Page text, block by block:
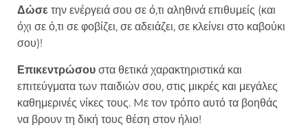
Δώσε την ενέργειά σου σε ό,τι αληθινά επιθυμείς (και
όχι σε ό,τι σε φοβίζει, σε αδειάζει, σε κλείνει στο καβούκι
σου)!
Επικεντρώσου στα θετικά χαρακτηριστικά και
επιτεύγματα των παιδιών σου, στις μικρές και μεγάλες
καθημερινές νίκες τους. Mε τον τρόπο αυτό τα βοηθάς
να βρουν τη δική τους θέση στον ήλιο!